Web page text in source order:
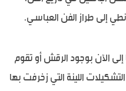
إلى طراز الفن العباسي.
إلى الآن بوجود الرقش أو تقوم
اللينة التي زخرفت بها